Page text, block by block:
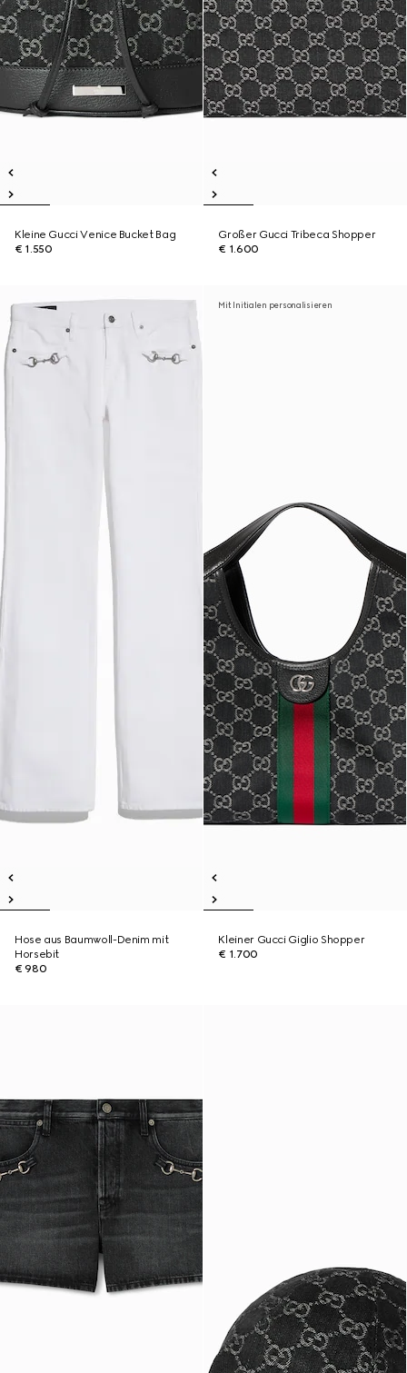
Kleine Gucci Venice Bucket Bag
€ 1.550
Großer Gucci Tribeca Shopper
€ 1.600
Hose aus Baumwoll-Denim mit
Horsebit
€ 980
Mit Initialen personalisieren
Kleiner Gucci Giglio Shopper
€ 1.700